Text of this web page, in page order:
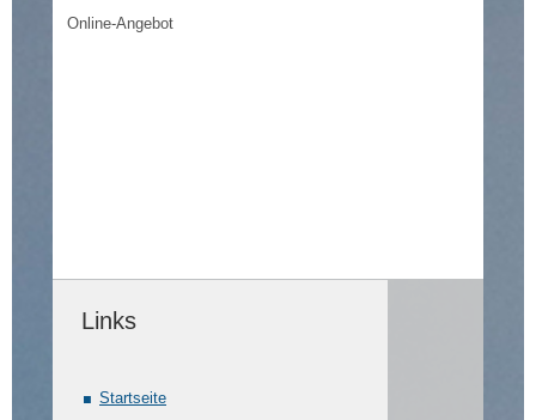
Online-Angebot
Links
Startseite